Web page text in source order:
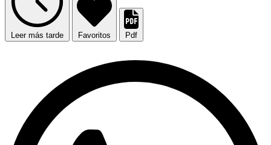
Leer más tarde Favoritos Pdf